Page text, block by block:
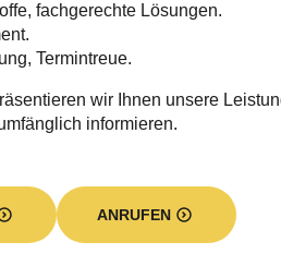
fachgerechte Lösungen.
Termintreue.
wir Ihnen unsere
informieren.
ANRUFEN